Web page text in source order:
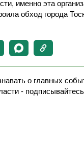
именно эта
обход города
о главных
-